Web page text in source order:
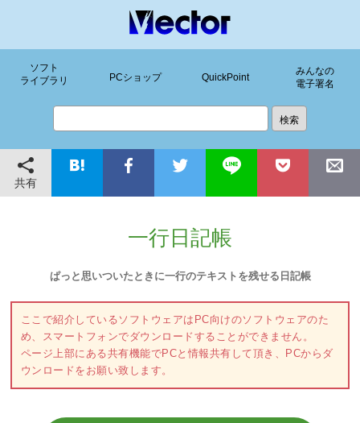
ソフト
ライブラリ
PCショップ QuickPoint
みんなの
電子署名
共有
一行日記帳
ぱっと思いついたときに一行のテキストを残せる日記帳
ここで紹介しているソフトウェアはPC向けのソフトウェアのた
め、スマートフォンでダウンロードすることができません。
ページ上部にある共有機能でPCと情報共有して頂き、PCからダ
ウンロードをお願い致します。